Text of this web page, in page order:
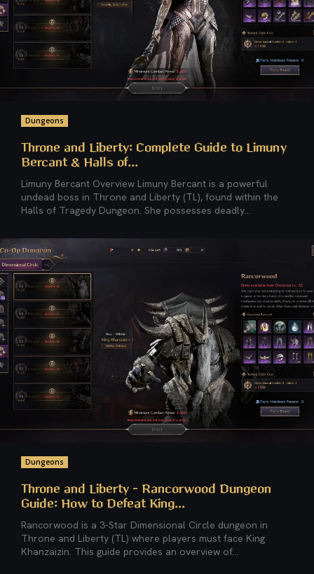
Dungeons
Throne and Liberty: Complete Guide to Limuny
Bercant & Halls of...
Limuny Bercant Overview Limuny Bercant is a powerful
undead boss in Throne and Liberty (TL), found within the
Halls of Tragedy Dungeon. She possesses deadly...
Dungeons
Throne and Liberty – Rancorwood Dungeon
Guide: How to Defeat King...
Rancorwood is a 3-Star Dimensional Circle dungeon in
Throne and Liberty (TL) where players must face King
Khanzaizin. This guide provides an overview of...